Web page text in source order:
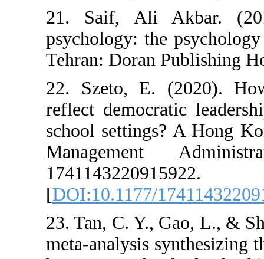
21. Saif, Ali
psychology:
Tehran: Doran
22. Szeto, E.
reflect
school
[DOI:10.1177/
23. Tan, C. Y.,
meta-analysis